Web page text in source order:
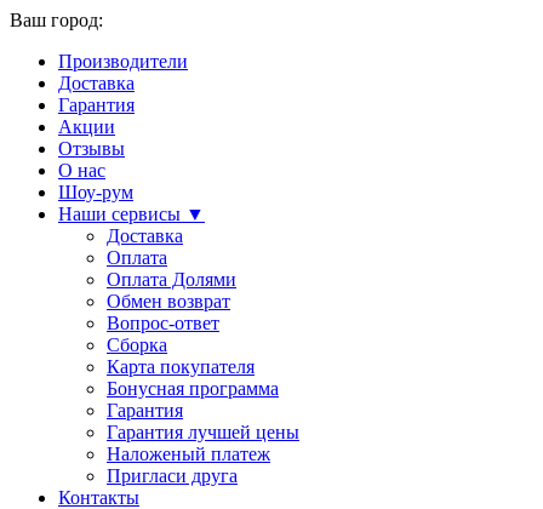
Ваш город:
Производители
Доставка
Гарантия
Акции
Отзывы
О нас
Шоу-рум
Наши сервисы ▼
Доставка
Оплата
Оплата Долями
Обмен возврат
Вопрос-ответ
Сборка
Карта покупателя
Бонусная программа
Гарантия
Гарантия лучшей цены
Наложеный платеж
Пригласи друга
Контакты